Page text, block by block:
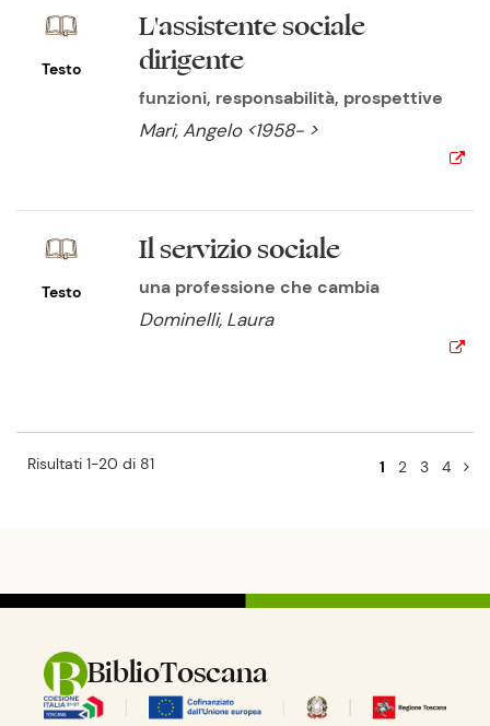
Testo
L'assistente sociale
dirigente
funzioni, responsabilità, prospettive
Mari, Angelo <1958- >
Testo
Il servizio sociale
una professione che cambia
Dominelli, Laura
Risultati 1-20 di 81 1 2 3 4
BiblioToscana